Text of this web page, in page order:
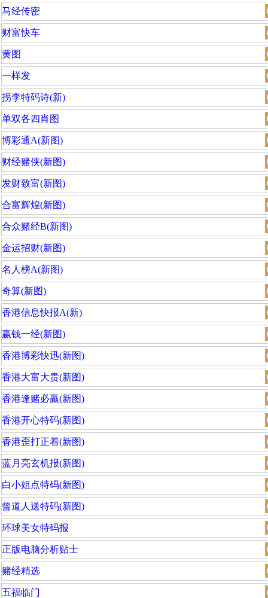
马经传密
财富快车
黄图
一样发
拐李特码诗(新)
单双各四肖图
博彩通A(新图)
财经赌侠(新图)
发财致富(新图)
合富辉煌(新图)
合众赌经B(新图)
金运招财(新图)
名人榜A(新图)
奇算(新图)
香港信息快报A(新)
赢钱一经(新图)
香港博彩快迅(新图)
香港大富大贵(新图)
香港逢赌必羸(新图)
香港开心特码(新图)
香港歪打正着(新图)
蓝月亮玄机报(新图)
白小姐点特码(新图)
曾道人送特码(新图)
环球美女特码报
正版电脑分析贴士
赌经精选
五福临门